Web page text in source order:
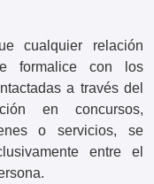
cualquier relación
formalice con los
a través del
en concursos,
o servicios, se
entre el